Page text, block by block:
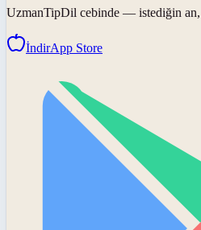
UzmanTipDil cebinde — istediğin an,
İndirApp Store